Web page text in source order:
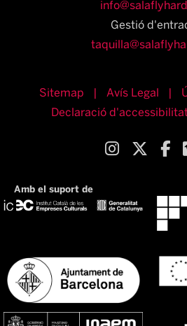
Gestió
Sitemap Avís Legal
Declaració
Link aLink
Amb el suport de